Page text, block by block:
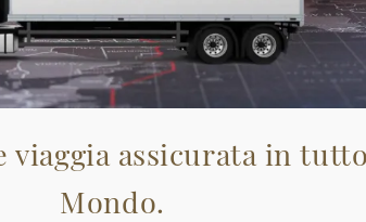
viaggia assicurata in
Mondo.